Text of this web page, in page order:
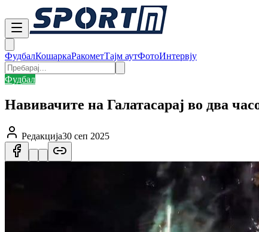
ФудбалКошаркаРакометТајм аутФотоИнтервју
Фудбал
Навивачите на Галатасарај во два
Редакција30 сеп 2025